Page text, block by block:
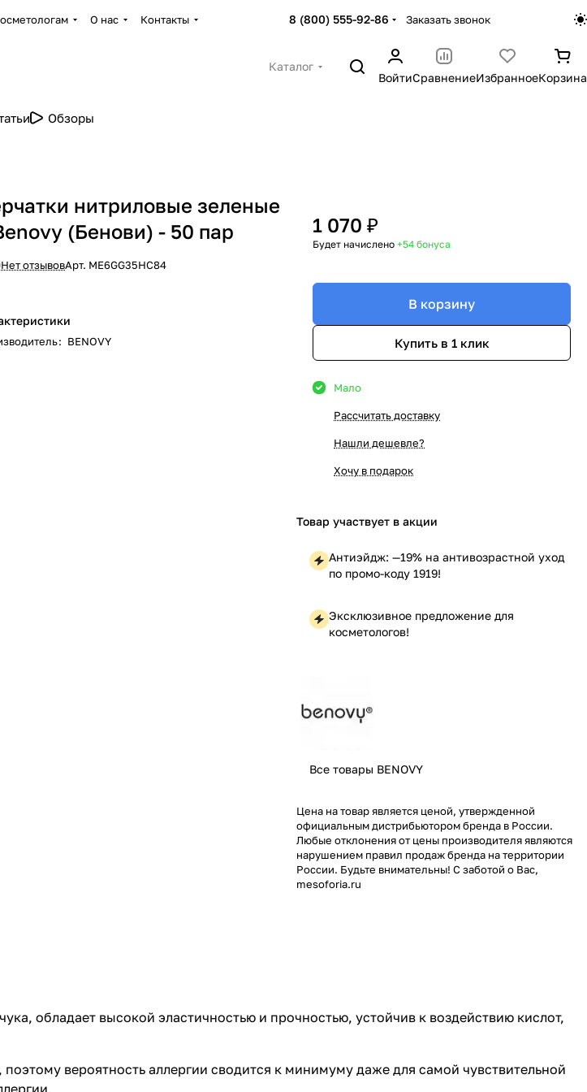
О нас Контакты 8 (800) 555-92-86 Заказать звонок
Каталог
ВойтиСравнениеИзбранноеКорзина
Обзоры
нитриловые зеленые
(Бенови) - 50 пар
Нет отзывовАрт. ME6GG35HC84
: BENOVY
1 070 ₽
Будет начислено +54 бонуса
В корзину
Купить в 1 клик
Мало
Рассчитать доставку
Нашли дешевле?
Хочу в подарок
Товар участвует в акции
Антиэйдж: —19% на антивозрастной уход
по промо-коду 1919!
Эксклюзивное предложение для
косметологов!
Все товары BENOVY
Цена на товар является ценой, утвержденной
официальным дистрибьютором бренда в России.
Любые отклонения от цены производителя являются
нарушением правил продаж бренда на территории
России. Будьте внимательны! С заботой о Вас,
mesoforia.ru
обладает высокой эластичностью и прочностью, устойчив к воздействию кислот,
вероятность аллергии сводится к минимуму даже для самой чувствительной